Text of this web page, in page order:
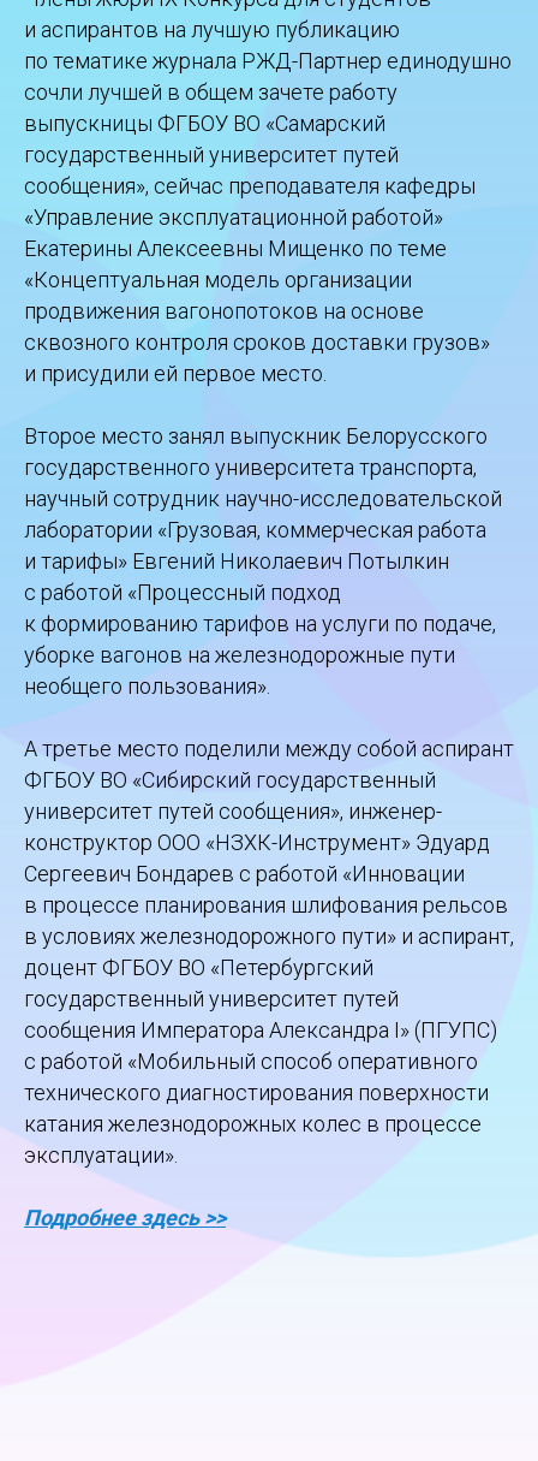
и аспирантов на лучшую публикацию
по тематике журнала РЖД-Партнер единодушно
сочли лучшей в общем зачете работу
выпускницы ФГБОУ ВО «Самарский
государственный университет путей
сообщения», сейчас преподавателя кафедры
«Управление эксплуатационной работой»
Екатерины Алексеевны Мищенко по теме
«Концептуальная модель организации
продвижения вагонопотоков на основе
сквозного контроля сроков доставки грузов»
и присудили ей первое место.
Второе место занял выпускник Белорусского
государственного университета транспорта,
научный сотрудник научно-исследовательской
лаборатории «Грузовая, коммерческая работа
и тарифы» Евгений Николаевич Потылкин
с работой «Процессный подход
к формированию тарифов на услуги по подаче,
уборке вагонов на железнодорожные пути
необщего пользования».
А третье место поделили между собой аспирант
ФГБОУ ВО «Сибирский государственный
университет путей сообщения», инженер-
конструктор ООО «НЗХК-Инструмент» Эдуард
Сергеевич Бондарев с работой «Инновации
в процессе планирования шлифования рельсов
в условиях железнодорожного пути» и аспирант,
доцент ФГБОУ ВО «Петербургский
государственный университет путей
сообщения Императора Александра I» (ПГУПС)
с работой «Мобильный способ оперативного
технического диагностирования поверхности
катания железнодорожных колес в процессе
эксплуатации».
Подробнее здесь>>